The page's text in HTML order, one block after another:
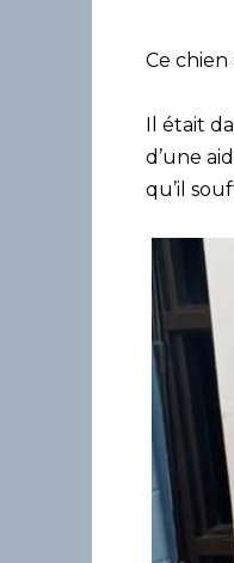
Ce
Il était
d’une
qu’il